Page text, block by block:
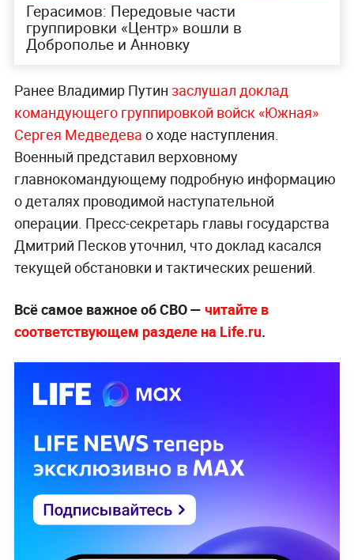
Герасимов: Передовые части
группировки «Центр» вошли в
Доброполье и Анновку
Ранее Владимир Путин заслушал доклад
командующего группировкой войск «Южная»
Сергея Медведева о ходе наступления.
Военный представил верховному
главнокомандующему подробную информацию
о деталях проводимой наступательной
операции. Пресс-секретарь главы государства
Дмитрий Песков уточнил, что доклад касался
текущей обстановки и тактических решений.
Всё самое важное об СВО — читайте в
соответствующем разделе на Life.ru.